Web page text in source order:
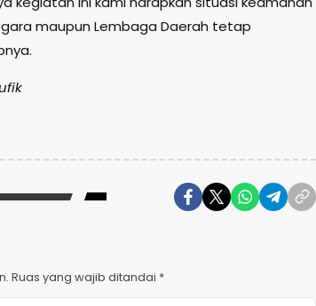
maupun Lembaga Daerah tetap
Ruas yang wajib ditandai *